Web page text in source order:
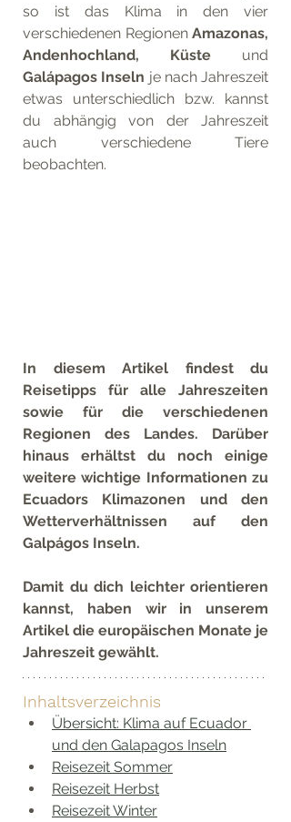
so ist das Klima in den vier
verschiedenen Regionen Amazonas,
Andenhochland, Küste
Galápagos Inseln je nach Jahreszeit
etwas unterschiedlich bzw. kannst
du abhängig von der Jahreszeit
auch verschiedene Tiere
beobachten.
In diesem Artikel findest du
Reisetipps für alle Jahreszeiten
sowie für die verschiedenen
Regionen des Landes. Darüber
hinaus erhältst du noch einige
weitere wichtige Informationen zu
Ecuadors Klimazonen und den
Wetterverhältnissen auf den
Galpágos Inseln.
Damit du dich leichter orientieren
kannst, haben wir in unserem
Artikel die europäischen Monate je
Jahreszeit gewählt.
Inhaltsverzeichnis
Übersicht: Klima auf Ecuador
und den Galapagos Inseln
Reisezeit Sommer
Reisezeit Herbst
Reisezeit Winter